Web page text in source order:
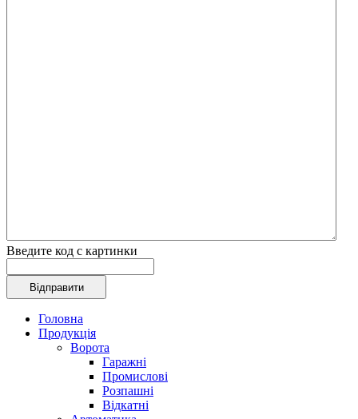
Введите код с картинки
Головна
Продукція
Ворота
Гаражні
Промислові
Розпашні
Відкатні